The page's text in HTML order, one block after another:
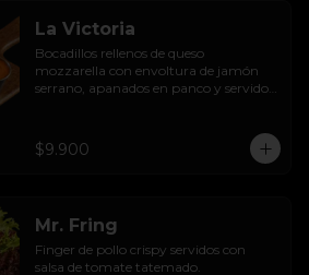
La Victoria
Bocadillos rellenos de queso
mozzarella con envoltura de jamón
serrano, apanados en panco y servidos
$9.900
Mr. Fring
Finger de pollo crispy servidos con
salsa de tomate tatemado.